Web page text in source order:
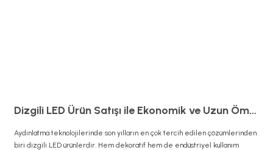
Dizgili LED Ürün Satışı ile Ekonomik ve Uzun Ömürlü Aydınlatma Çözümleri
Aydınlatma teknolojilerinde son yılların en çok tercih edilen çözümlerinden
biri dizgili LED ürünlerdir. Hem dekoratif hem de endüstriyel kullanım